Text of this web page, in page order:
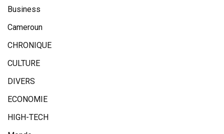
Business
Cameroun
CHRONIQUE
CULTURE
DIVERS
ECONOMIE
HIGH-TECH